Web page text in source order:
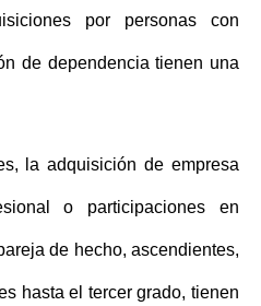
por personas con
de dependencia tienen una
la adquisición de empresa
o participaciones en
de hecho, ascendientes,
hasta el tercer grado, tienen